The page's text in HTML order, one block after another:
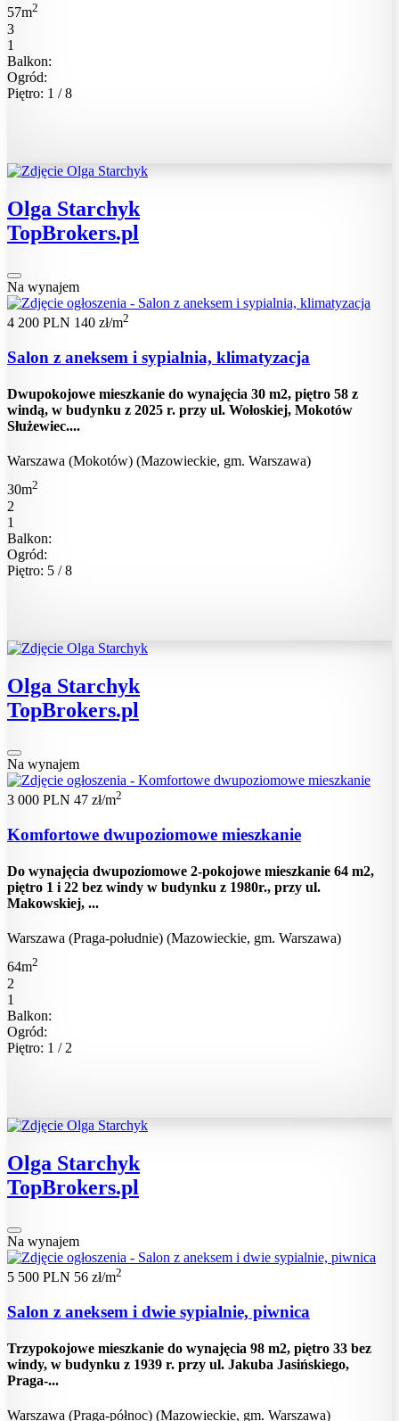
57m2
3
1
Balkon:
Ogród:
Piętro: 1 / 8
Olga Starchyk
TopBrokers.pl
Na wynajem
4 200 PLN 140 zł/m2
Salon z aneksem i sypialnia, klimatyzacja
Dwupokojowe mieszkanie do wynajęcia 30 m2, piętro 58 z
windą, w budynku z 2025 r. przy ul. Wołoskiej, Mokotów
Służewiec....
Warszawa (Mokotów) (Mazowieckie, gm. Warszawa)
30m2
2
1
Balkon:
Ogród:
Piętro: 5 / 8
Olga Starchyk
TopBrokers.pl
Na wynajem
3 000 PLN 47 zł/m2
Komfortowe dwupoziomowe mieszkanie
Do wynajęcia dwupoziomowe 2-pokojowe mieszkanie 64 m2,
piętro 1 i 22 bez windy w budynku z 1980r., przy ul.
Makowskiej, ...
Warszawa (Praga-południe) (Mazowieckie, gm. Warszawa)
64m2
2
1
Balkon:
Ogród:
Piętro: 1 / 2
Olga Starchyk
TopBrokers.pl
Na wynajem
5 500 PLN 56 zł/m2
Salon z aneksem i dwie sypialnie, piwnica
Trzypokojowe mieszkanie do wynajęcia 98 m2, piętro 33 bez
windy, w budynku z 1939 r. przy ul. Jakuba Jasińskiego,
Praga-...
Warszawa (Praga-północ) (Mazowieckie, gm. Warszawa)